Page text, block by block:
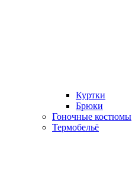
Куртки
Брюки
Гоночные костюмы
Термобельё